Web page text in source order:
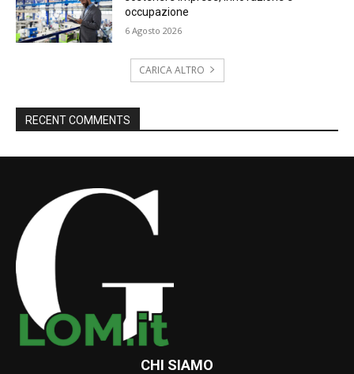
occupazione
6 Agosto 2026
CARICA ALTRO
RECENT COMMENTS
CHI SIAMO